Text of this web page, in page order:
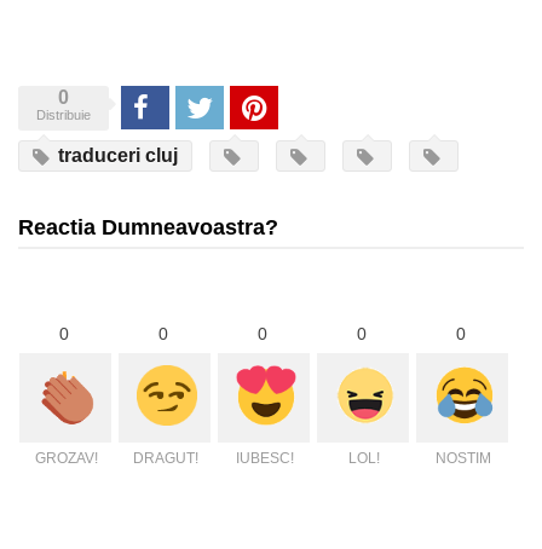
0
Distribuie Share Tweet Pinterest
traduceri cluj
Reactia Dumneavoastra?
0
GROZAV!
0
DRAGUT!
0
IUBESC!
0
LOL!
0
NOSTIM